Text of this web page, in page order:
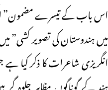
اس باب کے تیسرے مضمون”
میں ہندوستان کی تصویر
انگریزی شاعرات کا ذکر کیا
ہند کے گوناگوں مظاہر